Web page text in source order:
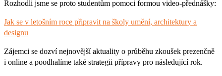
Rozhodli jsme se proto studentům pomoci formou video-přednášky:
Jak se v letošním roce připravit na školy umění, architektury a
designu
Zájemci se dozví nejnovější aktuality o průběhu zkoušek prezenčně
i online a poodhalíme také strategii přípravy pro následující rok.